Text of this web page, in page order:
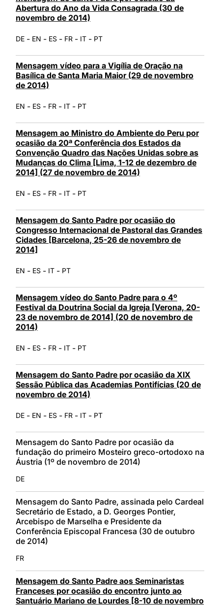
Abertura do Ano da Vida Consagrada (30 de
novembro de 2014)
DE - EN - ES - FR - IT - PT
Mensagem vídeo para a Vigília de Oração na
Basílica de Santa Maria Maior (29 de novembro
de 2014)
EN - ES - FR - IT - PT
Mensagem ao Ministro do Ambiente do Peru por
ocasião da 20ª Conferência dos Estados da
Convenção Quadro das Nações Unidas sobre as
Mudanças do Clima [Lima, 1-12 de dezembro de
2014] (27 de novembro de 2014)
EN - ES - FR - IT - PT
Mensagem do Santo Padre por ocasião do
Congresso Internacional de Pastoral das Grandes
Cidades [Barcelona, 25-26 de novembro de
2014]
EN - ES - IT - PT
Mensagem vídeo do Santo Padre para o 4º
Festival da Doutrina Social da Igreja [Verona, 20-
23 de novembro de 2014] (20 de novembro de
2014)
EN - ES - FR - IT - PT
Mensagem do Santo Padre por ocasião da XIX
Sessão Pública das Academias Pontifícias (20 de
novembro de 2014)
DE - EN - ES - FR - IT - PT
Mensagem do Santo Padre por ocasião da
fundação do primeiro Mosteiro greco-ortodoxo na
Áustria (1º de novembro de 2014)
DE
Mensagem do Santo Padre, assinada pelo Cardeal
Secretário de Estado, a D. Georges Pontier,
Arcebispo de Marselha e Presidente da
Conferência Episcopal Francesa (30 de outubro
de 2014)
FR
Mensagem do Santo Padre aos Seminaristas
Franceses por ocasião do encontro junto ao
Santuário Mariano de Lourdes [8-10 de novembro